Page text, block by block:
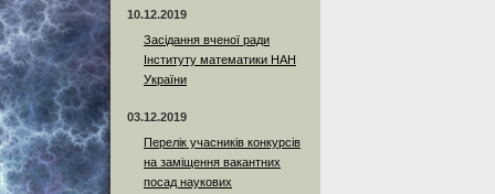
10.12.2019
Засідання вченої ради
Інституту математики НАН
України
03.12.2019
Перелік учасників конкурсів
на заміщення вакантних
посад наукових